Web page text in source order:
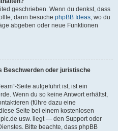
geschrieben. Wenn du denkst, dass
dann besuche phpBB Ideas, wo du
abgeben oder neue Funktionen
Beschwerden oder juristische
Seite aufgeführt ist, ist ein
Wenn du so keine Antwort erhältst,
(führe dazu eine
Seite bei einem kostenlosen
usw. liegt — den Support oder
Bitte beachte, dass phpBB